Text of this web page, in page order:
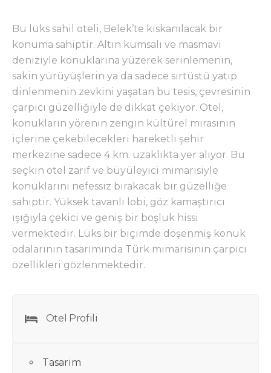
Bu lüks sahil oteli, Belek’te kıskanılacak bir
konuma sahiptir. Altın kumsalı ve masmavi
deniziyle konuklarına yüzerek serinlemenin,
sakin yürüyüşlerin ya da sadece sırtüstü yatıp
dinlenmenin zevkini yaşatan bu tesis, çevresinin
çarpıcı güzelliğiyle de dikkat çekiyor. Otel,
konukların yörenin zengin kültürel mirasının
içlerine çekebilecekleri hareketli şehir
merkezine sadece 4 km. uzaklıkta yer alıyor. Bu
seçkin otel zarif ve büyüleyici mimarisiyle
konuklarını nefessiz bırakacak bir güzelliğe
sahiptir. Yüksek tavanlı lobi, göz kamaştırıcı
ışığıyla çekici ve geniş bir boşluk hissi
vermektedir. Lüks bir biçimde döşenmiş konuk
odalarının tasarımında Türk mimarisinin çarpıcı
özellikleri gözlenmektedir.
Otel Profili
Tasarim